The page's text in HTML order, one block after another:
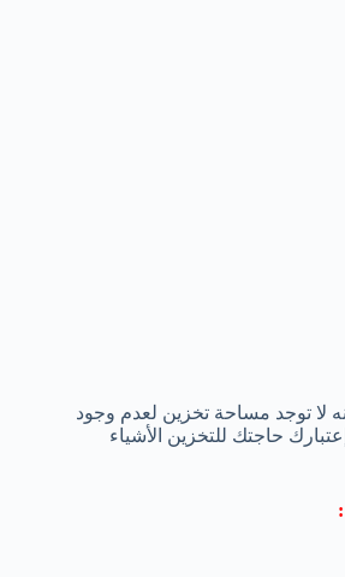
لا توجد مساحة تخزين لعدم وجود
حاجتك للتخزين الأشياء